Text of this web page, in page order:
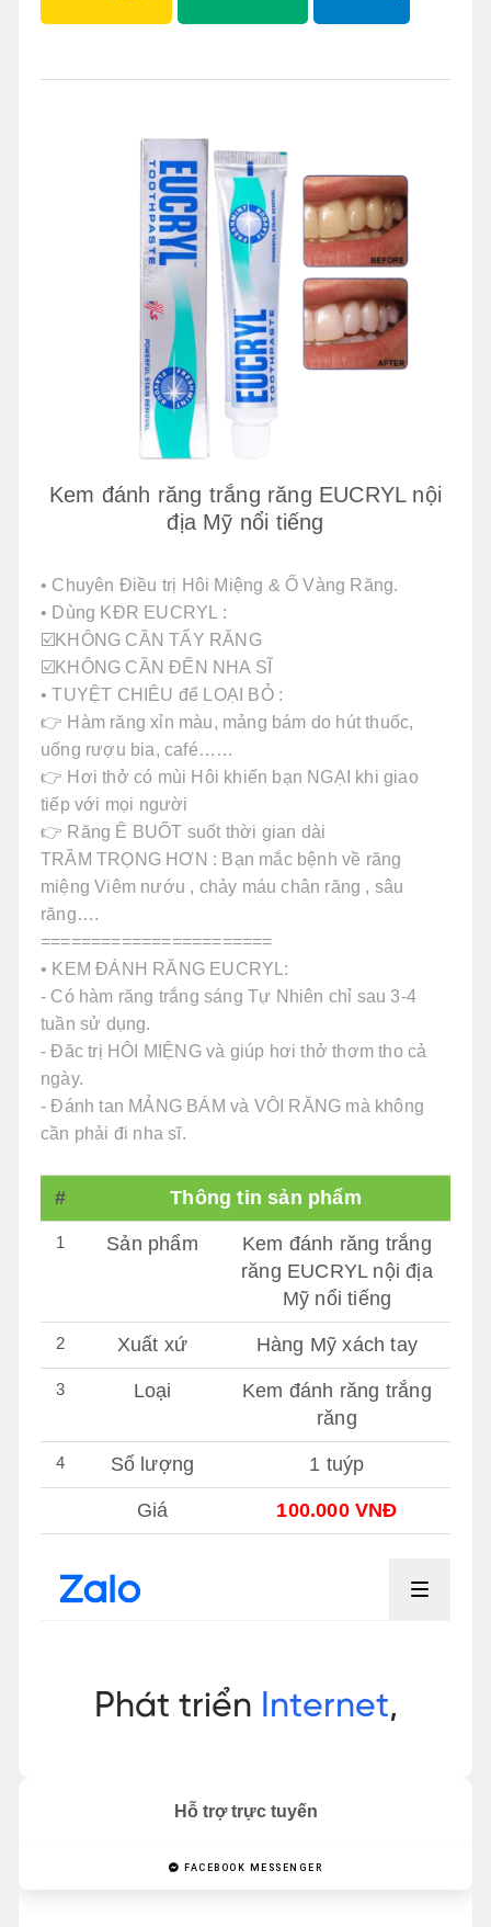
Hỗ trợ trực tuyến
FACEBOOK MESSENGER
Kem đánh răng trắng răng EUCRYL nội
địa Mỹ nổi tiếng
• Chuyên Điều trị Hôi Miệng & Ố Vàng Răng.
• Dùng KĐR EUCRYL :
☑️KHÔNG CẦN TẨY RĂNG
☑️KHÔNG CẦN ĐẾN NHA SĨ
• TUYỆT CHIÊU để LOẠI BỎ :
👉 Hàm răng xỉn màu, mảng bám do hút thuốc,
uống rượu bia, café……
👉 Hơi thở có mùi Hôi khiến bạn NGẠI khi giao
tiếp với mọi người
👉 Răng Ê BUỐT suốt thời gian dài
TRẦM TRỌNG HƠN : Bạn mắc bệnh về răng
miệng Viêm nướu , chảy máu chân răng , sâu
răng….
=======================
• KEM ĐÁNH RĂNG EUCRYL:
- Có hàm răng trắng sáng Tự Nhiên chỉ sau 3-4
tuần sử dụng.
- Đăc trị HÔI MIỆNG và giúp hơi thở thơm tho cả
ngày.
- Đánh tan MẢNG BÁM và VÔI RĂNG mà không
cần phải đi nha sĩ.
# Thông tin sản phẩm
1 Sản phẩm
Kem đánh răng trắng
răng EUCRYL nội địa
Mỹ nổi tiếng
2 Xuất xứ Hàng Mỹ xách tay
3 Loại
Kem đánh răng trắng
răng
4 Số lượng 1 tuýp
Giá 100.000 VNĐ